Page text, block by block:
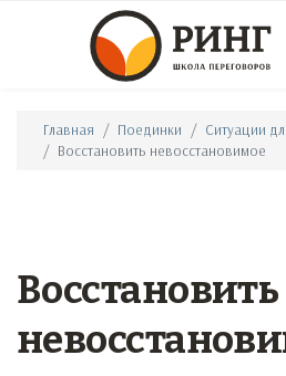
Главная Поединки
Ситуации
Восстановить невосстановимое
Восстановить